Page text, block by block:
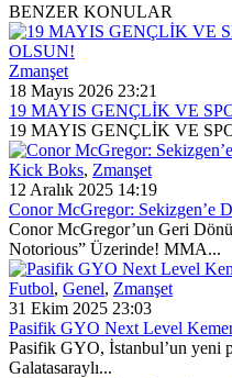
BENZER KONULAR
Zmanşet
18 Mayıs 2026 23:21
19 MAYIS GENÇLİK VE
19 MAYIS GENÇLİK VE
Kick Boks, Zmanşet
12 Aralık 2025 14:19
Conor McGregor: Sekizgen’e
Conor McGregor’un Geri
Notorious” Üzerinde! MMA...
Futbol, Genel, Zmanşet
31 Ekim 2025 23:03
Pasifik GYO Next Level
Pasifik GYO, İstanbul’un yeni
Galatasaraylı...